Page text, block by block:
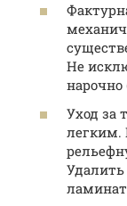
Не
Уход за
легким.
Удалить